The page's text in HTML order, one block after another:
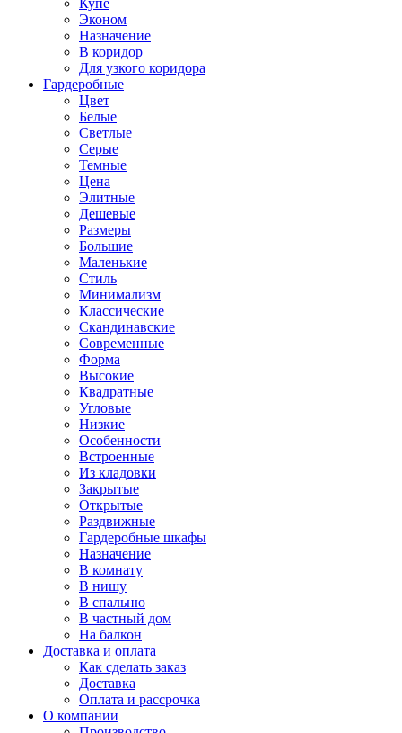
Купе
Эконом
Назначение
В коридор
Для узкого коридора
Гардеробные
Цвет
Белые
Светлые
Серые
Темные
Цена
Элитные
Дешевые
Размеры
Большие
Маленькие
Стиль
Минимализм
Классические
Скандинавские
Современные
Форма
Высокие
Квадратные
Угловые
Низкие
Особенности
Встроенные
Из кладовки
Закрытые
Открытые
Раздвижные
Гардеробные шкафы
Назначение
В комнату
В нишу
В спальню
В частный дом
На балкон
Доставка и оплата
Как сделать заказ
Доставка
Оплата и рассрочка
О компании